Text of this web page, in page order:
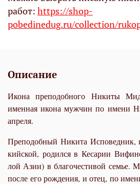
работ: https://shop-
pobedinedug.ru/collection/
Описание
Икона преподобного Никиты
именная икона мужчин по имени
апреля.
Пре­по­доб­ный Ни­ки­та
кий­ской, ро­дил­ся в Ке­са­рии
лой Азии) в бла­го­че­сти­вой се­мье.
по­сле его рож­де­ния, и отец, по